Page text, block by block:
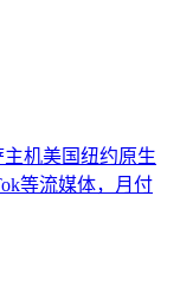
主机美国纽约原生
等流媒体，月付